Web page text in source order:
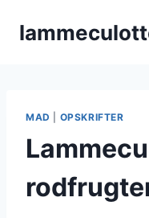
MAD OPSKRIFTER